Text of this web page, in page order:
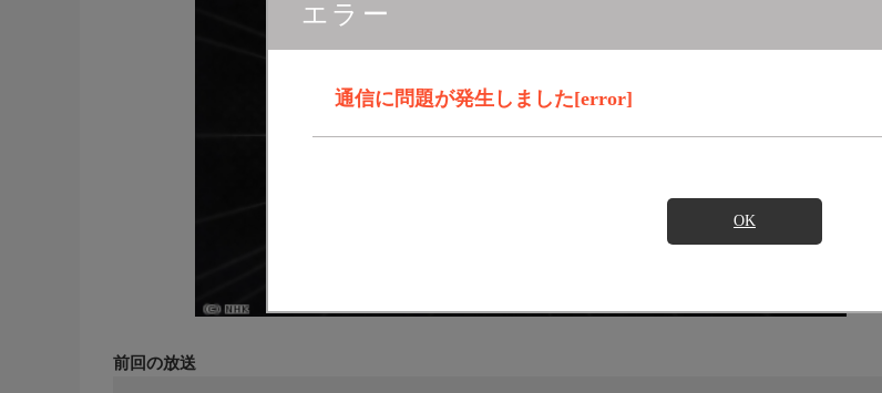
エラー
通信に問題が発生しました[error]
OK
前回の放送